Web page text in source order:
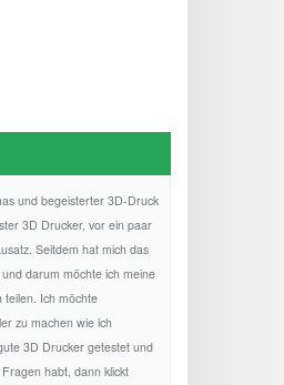
und begeisterter 3D-Druck
3D Drucker, vor ein paar
Seitdem hat mich das
darum möchte ich meine
teilen. Ich möchte
zu machen wie ich
3D Drucker getestet und
habt, dann klickt